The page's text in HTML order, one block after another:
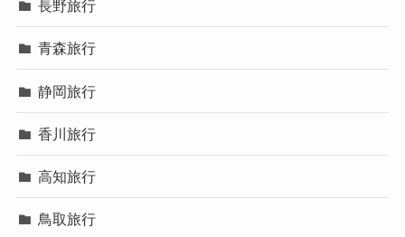
長野旅行
青森旅行
静岡旅行
香川旅行
高知旅行
鳥取旅行